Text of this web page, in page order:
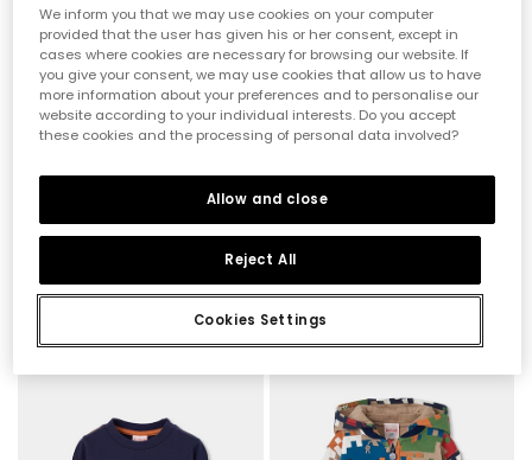
35,95 €
23,95 €
We inform you that we may use cookies on your computer
provided that the user has given his or her consent, except in
cases where cookies are necessary for browsing our website. If
you give your consent, we may use cookies that allow us to have
more information about your preferences and to personalise our
website according to your individual interests. Do you accept
these cookies and the processing of personal data involved?
Cookies Settings
Reject All
Allow and close